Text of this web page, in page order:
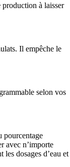
à laisser
Il empêche le
selon vos
pourcentage
avec n’importe
dosages d’eau et